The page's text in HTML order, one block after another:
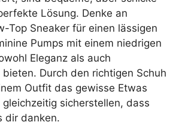
Lösung. Denke an
Top Sneaker für einen lässigen
Pumps mit einem niedrigen
Eleganz als auch
Durch den richtigen Schuh
Outfit das gewisse Etwas
sicherstellen, dass
dir danken.